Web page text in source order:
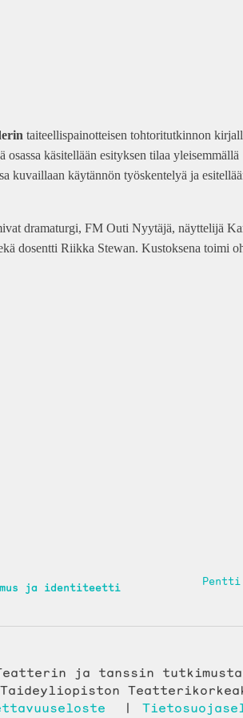
taiteellispainotteisen tohtoritutkinnon
osassa käsitellään esityksen tilaa yleisemmällä
kuvaillaan käytännön työskentelyä ja
dramaturgi, FM Outi Nyytäjä, näyttelijä
dosentti Riikka Stewan. Kustoksena toimi
Pentti
ja identiteetti
ja tanssin tutkimusta